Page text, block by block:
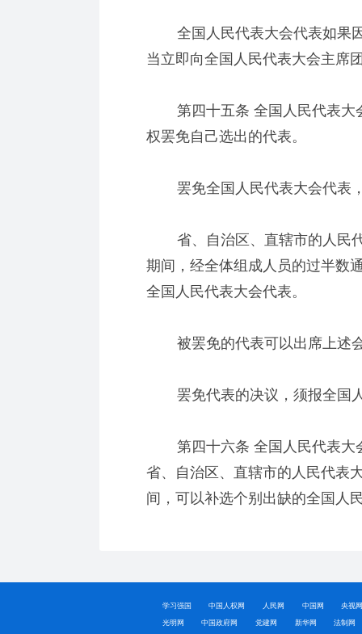
全国人民代表大会代表如果因
当立即向全国人民代表大会主席
第四十五条 全国人民代表大
权罢免自己选出的代表。
罢免全国人民代表大会代表，
省、自治区、直辖市的人民代
期间，经全体组成人员的过半数
全国人民代表大会代表。
被罢免的代表可以出席上述
罢免代表的决议，须报全国
第四十六条 全国人民代表大
省、自治区、直辖市的人民代表
间，可以补选个别出缺的全国人
学习强国 中国人权网 人民网 中国网 央视
光明网 中国政府网 党建网 新华网 法制网